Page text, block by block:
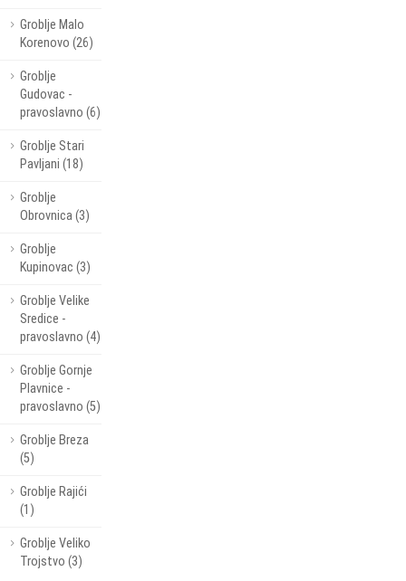
Groblje Malo
Korenovo (26)
Groblje
Gudovac -
pravoslavno (6)
Groblje Stari
Pavljani (18)
Groblje
Obrovnica (3)
Groblje
Kupinovac (3)
Groblje Velike
Sredice -
pravoslavno (4)
Groblje Gornje
Plavnice -
pravoslavno (5)
Groblje Breza
(5)
Groblje Rajići
(1)
Groblje Veliko
Trojstvo (3)